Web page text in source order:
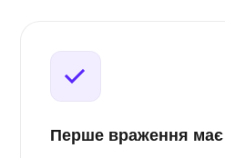
Перше враження має